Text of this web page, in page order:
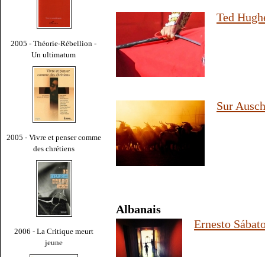
2005 - Théorie-Rébellion -
Un ultimatum
2005 - Vivre et penser comme
des chrétiens
2006 - La Critique meurt
jeune
Ted
Sur
Albanais
Ernesto